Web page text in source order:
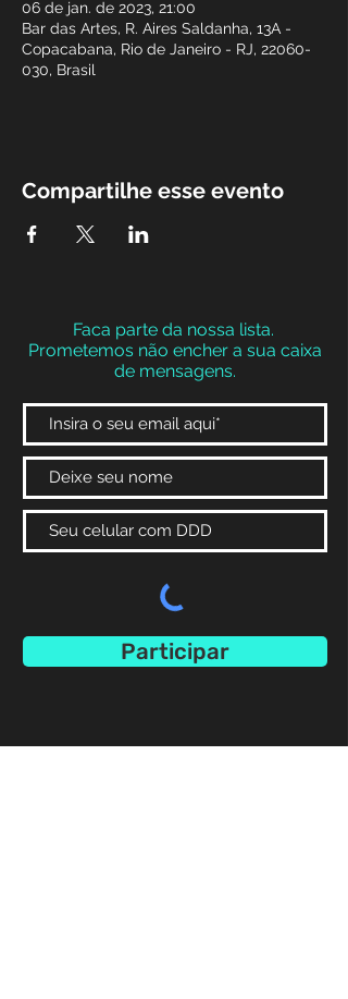
06 de jan. de 2023, 21:00
Bar das Artes, R. Aires Saldanha, 13A -
Copacabana, Rio de Janeiro - RJ, 22060-
030, Brasil
Compartilhe esse evento
Faca parte da nossa lista.
Prometemos não encher a sua caixa
de mensagens.
Participar